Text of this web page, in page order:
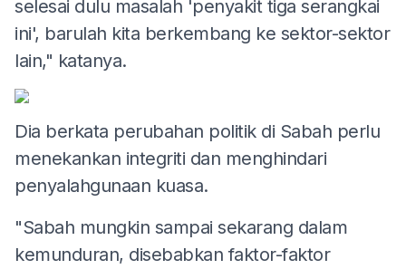
selesai dulu masalah 'penyakit tiga serangkai
ini', barulah kita berkembang ke sektor-sektor
lain," katanya.
Dia berkata perubahan politik di Sabah perlu
menekankan integriti dan menghindari
penyalahgunaan kuasa.
"Sabah mungkin sampai sekarang dalam
kemunduran, disebabkan faktor-faktor